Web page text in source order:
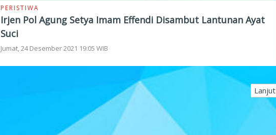
PERISTIWA
Irjen Pol Agung Setya Imam Effendi Disambut Lantunan Ayat
Suci
Jumat, 24 Desember 2021 19:05 WIB
Lanjut